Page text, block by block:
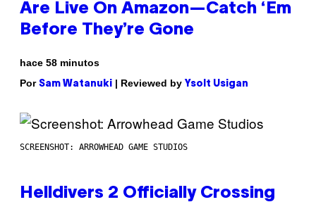
Are Live On Amazon—Catch ‘Em
Before They’re Gone
hace 58 minutos
Por Sam Watanuki | Reviewed by Ysolt Usigan
SCREENSHOT: ARROWHEAD GAME STUDIOS
Helldivers 2 Officially Crossing